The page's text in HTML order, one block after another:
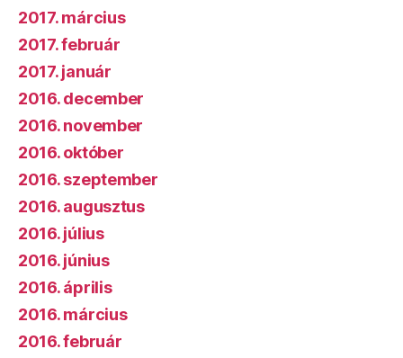
2017. március
2017. február
2017. január
2016. december
2016. november
2016. október
2016. szeptember
2016. augusztus
2016. július
2016. június
2016. április
2016. március
2016. február